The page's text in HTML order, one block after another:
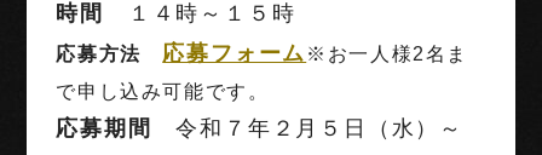
時間
１４時～１５時
応募方法 応募フォーム ※お一人様2名ま
で申し込み可能です。
応募期間
令和７年２月５日（水）～